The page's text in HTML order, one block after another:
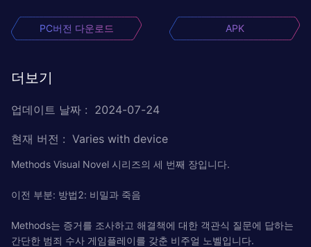
PC버전 다운로드 APK
더보기
업데이트 날짜 : 2024-07-24
현재 버전 : Varies with device
Methods Visual Novel 시리즈의 세 번째 장입니다.
이전 부분: 방법2: 비밀과 죽음
Methods는 증거를 조사하고 해결책에 대한 객관식 질문에 답하는
간단한 범죄 수사 게임플레이를 갖춘 비주얼 노벨입니다.